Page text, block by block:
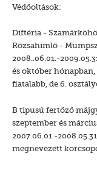
Védőoltások:
Diftéria -
Rózsahimlő -
2008..06.01.-
és október
fiatalabb, de 6.
B tipusú fertőző
szeptember és
2007.06.01.-
megnevezett